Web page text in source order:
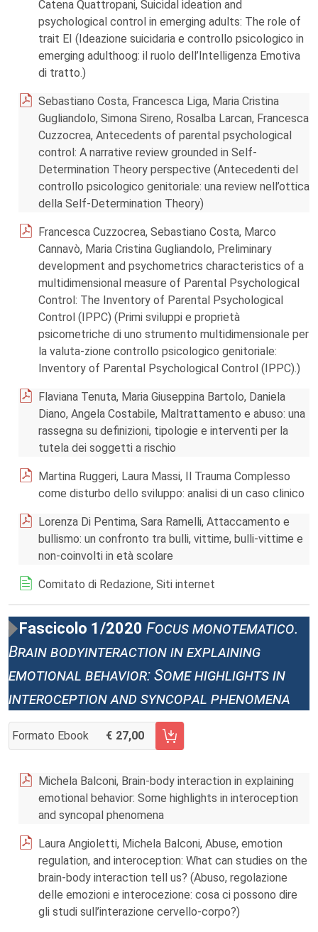
Catena Quattropani, Suicidal ideation and
psychological control in emerging adults: The role of
trait EI (Ideazione suicidaria e controllo psicologico in
emerging adulthoog: il ruolo dell’Intelligenza Emotiva
di tratto.)
Sebastiano Costa, Francesca Liga, Maria Cristina
Gugliandolo, Simona Sireno, Rosalba Larcan, Francesca
Cuzzocrea, Antecedents of parental psychological
control: A narrative review grounded in Self-
Determination Theory perspective (Antecedenti del
controllo psicologico genitoriale: una review nell’ottica
della Self-Determination Theory)
Francesca Cuzzocrea, Sebastiano Costa, Marco
Cannavò, Maria Cristina Gugliandolo, Preliminary
development and psychometrics characteristics of a
multidimensional measure of Parental Psychological
Control: The Inventory of Parental Psychological
Control (IPPC) (Primi sviluppi e proprietà
psicometriche di uno strumento multidimensionale per
la valuta-zione controllo psicologico genitoriale:
Inventory of Parental Psychological Control (IPPC).)
Flaviana Tenuta, Maria Giuseppina Bartolo, Daniela
Diano, Angela Costabile, Maltrattamento e abuso: una
rassegna su definizioni, tipologie e interventi per la
tutela dei soggetti a rischio
Martina Ruggeri, Laura Massi, Il Trauma Complesso
come disturbo dello sviluppo: analisi di un caso clinico
Lorenza Di Pentima, Sara Ramelli, Attaccamento e
bullismo: un confronto tra bulli, vittime, bulli-vittime e
non-coinvolti in età scolare
Comitato di Redazione, Siti internet
Fascicolo 1/2020 Focus monotematico.
Brain bodyinteraction in explaining
emotional behavior: Some highlights in
interoception and syncopal phenomena
Formato Ebook 27,00
AGGIUNGI AL CARRELLO FASCICOLO 1/2020
Michela Balconi, Brain-body interaction in explaining
emotional behavior: Some highlights in interoception
and syncopal phenomena
Laura Angioletti, Michela Balconi, Abuse, emotion
regulation, and interoception: What can studies on the
brain-body interaction tell us? (Abuso, regolazione
delle emozioni e interocezione: cosa ci possono dire
gli studi sull’interazione cervello-corpo?)